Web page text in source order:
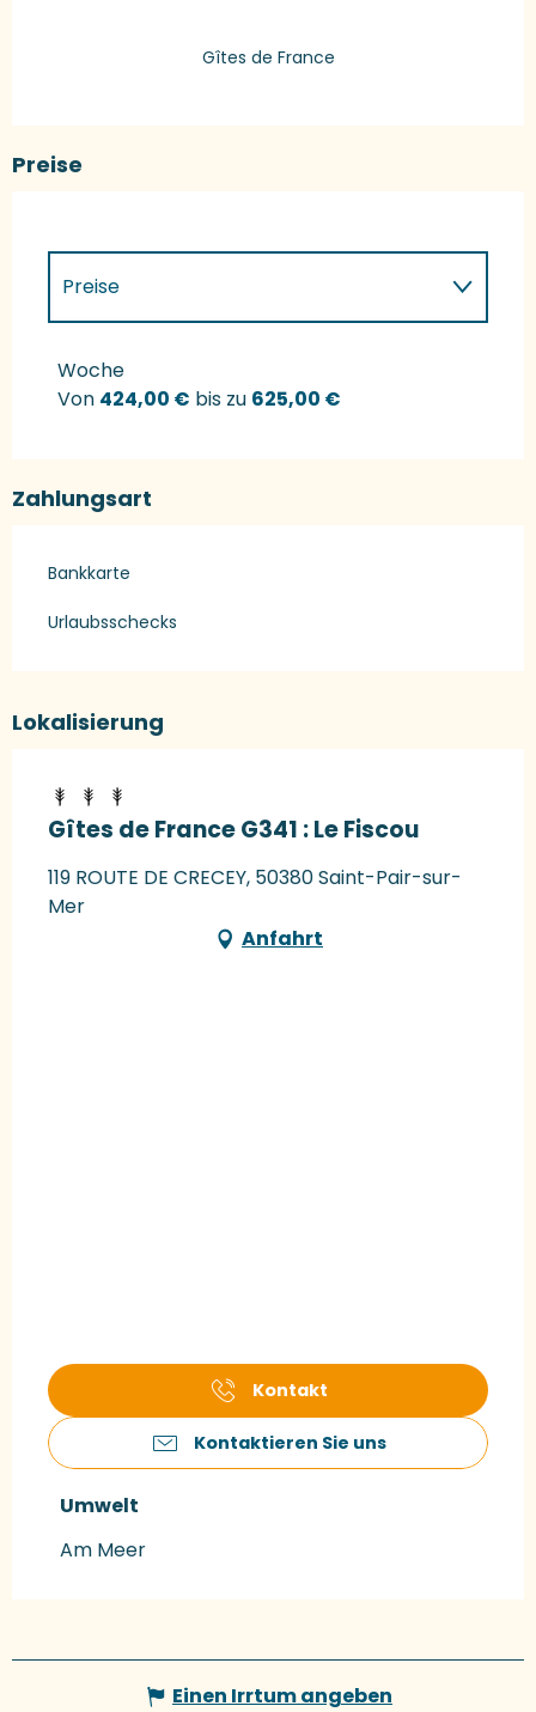
Gîtes de France
Preise
Preise
Preise 2027
Woche
Von 424,00 € bis zu 625,00 €
Zahlungsart
Bankkarte
Urlaubsschecks
Lokalisierung
Gîtes de France G341 : Le Fiscou
119 ROUTE DE CRECEY, 50380 Saint-Pair-sur-
Mer
Anfahrt
Kontakt
Kontaktieren Sie uns
Umwelt
Umwelt
Am Meer
Einen Irrtum angeben